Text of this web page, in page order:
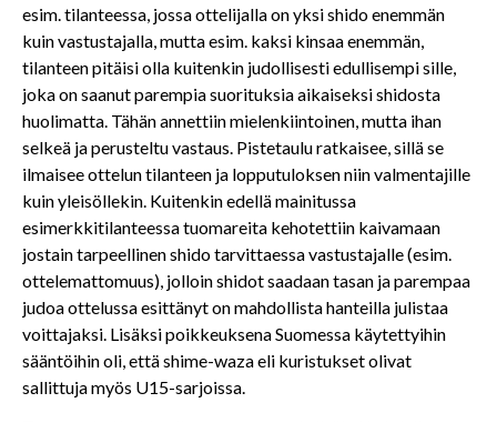
esim. tilanteessa, jossa ottelijalla on yksi shido enemmän
kuin vastustajalla, mutta esim. kaksi kinsaa enemmän,
tilanteen pitäisi olla kuitenkin judollisesti edullisempi sille,
joka on saanut parempia suorituksia aikaiseksi shidosta
huolimatta. Tähän annettiin mielenkiintoinen, mutta ihan
selkeä ja perusteltu vastaus. Pistetaulu ratkaisee, sillä se
ilmaisee ottelun tilanteen ja lopputuloksen niin valmentajille
kuin yleisöllekin. Kuitenkin edellä mainitussa
esimerkkitilanteessa tuomareita kehotettiin kaivamaan
jostain tarpeellinen shido tarvittaessa vastustajalle (esim.
ottelemattomuus), jolloin shidot saadaan tasan ja parempaa
judoa ottelussa esittänyt on mahdollista hanteilla julistaa
voittajaksi. Lisäksi poikkeuksena Suomessa käytettyihin
sääntöihin oli, että shime-waza eli kuristukset olivat
sallittuja myös U15-sarjoissa.